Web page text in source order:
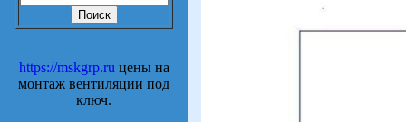
https://mskgrp.ru цены на
монтаж вентиляции под
ключ.